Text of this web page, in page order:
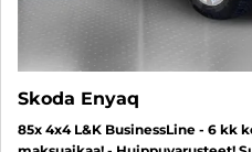
Skoda Enyaq
85x 4x4 L&K BusinessLine - 6 kk